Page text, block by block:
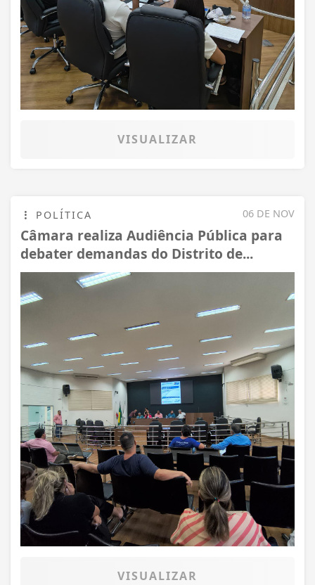
VISUALIZAR
06 DE NOV
POLÍTICA
Câmara realiza Audiência Pública para
debater demandas do Distrito de...
VISUALIZAR